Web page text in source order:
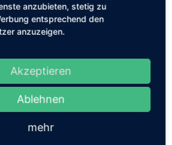
Tennisnacht –
anzubieten, stetig zu
entsprechend den
anzuzeigen.
Akzeptieren
Ablehnen
mehr